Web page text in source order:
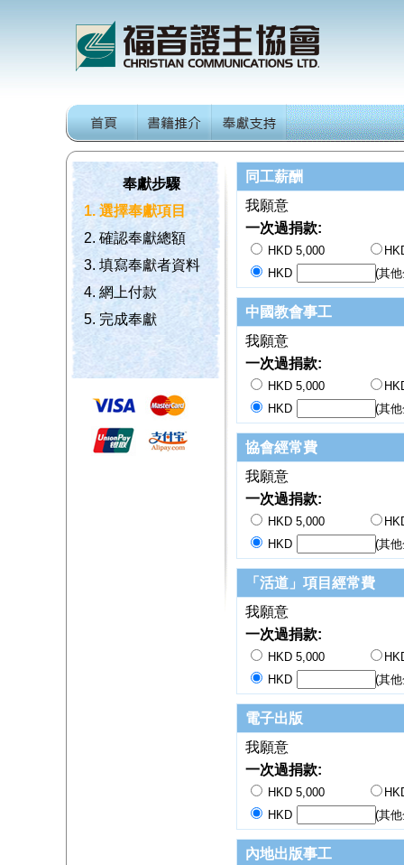
奉獻步驟
1. 選擇奉獻項目
2. 確認奉獻總額
3. 填寫奉獻者資料
4. 網上付款
5. 完成奉獻
同工薪酬
我願意
一次過捐款:
HKD 5,000
HKD
(其
中國教會事工
我願意
一次過捐款:
HKD 5,000
HKD
(其
協會經常費
我願意
一次過捐款:
HKD 5,000
HKD
(其
「活道」項目經常費
我願意
一次過捐款:
HKD 5,000
HKD
(其
電子出版
我願意
一次過捐款:
HKD 5,000
HKD
(其
內地出版事工